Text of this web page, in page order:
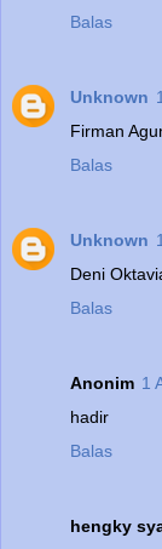
Balas
Unknown
Firman
Balas
Unknown
Deni
Balas
Anonim 1
hadir
Balas
hengky